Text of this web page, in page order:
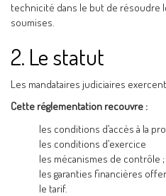
technicité dans le but de résoudre
soumises.
2. Le statut
Les mandataires judiciaires
Cette réglementation recouvre :
les conditions d’accès à la
les conditions d’exercice
les mécanismes de contrôle ;
les garanties financières
le tarif.